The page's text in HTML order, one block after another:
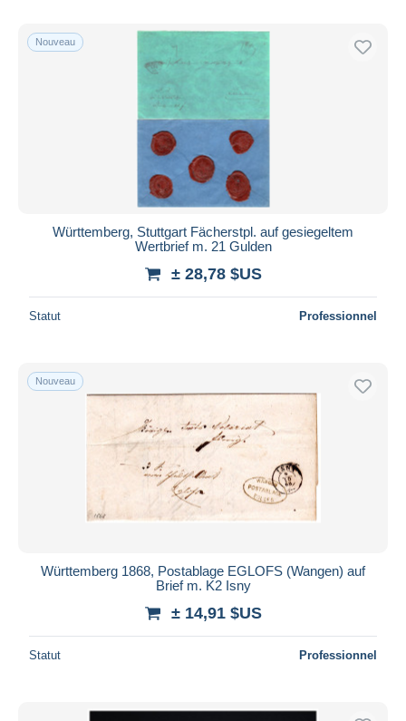
Nouveau
Württemberg, Stuttgart Fächerstpl. auf gesiegeltem
Wertbrief m. 21 Gulden
± 28,78 $US
Statut Professionnel
Nouveau
Württemberg 1868, Postablage EGLOFS (Wangen) auf
Brief m. K2 Isny
± 14,91 $US
Statut Professionnel